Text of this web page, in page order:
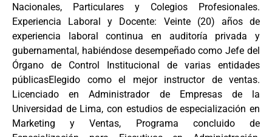
Nacionales, Particulares y Colegios Profesionales.
Experiencia Laboral y Docente: Veinte (20) años de
experiencia laboral continua en auditoría privada y
gubernamental, habiéndose desempeñado como Jefe del
Órgano de Control Institucional de varias entidades
públicasElegido como el mejor instructor de ventas.
Licenciado en Administrador de Empresas de la
Universidad de Lima, con estudios de especialización en
Marketing y Ventas, Programa concluido de